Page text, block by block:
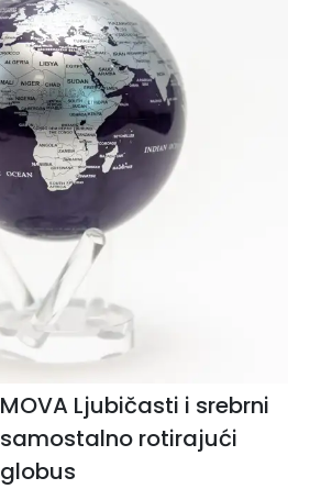
MOVA Ljubičasti i srebrni
samostalno rotirajući
globus